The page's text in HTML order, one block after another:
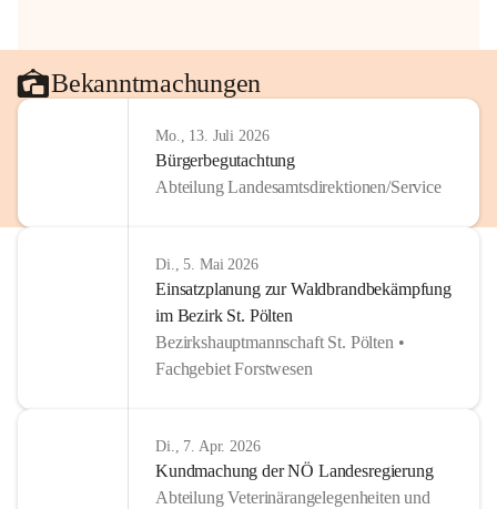
Bekanntmachungen
Mo., 13. Juli 2026
Bürgerbegutachtung
Abteilung Landesamtsdirektionen/Service
Di., 5. Mai 2026
Einsatzplanung zur Waldbrandbekämpfung
im Bezirk St. Pölten
Bezirkshauptmannschaft St. Pölten •
Fachgebiet Forstwesen
Di., 7. Apr. 2026
Kundmachung der NÖ Landesregierung
Abteilung Veterinärangelegenheiten und